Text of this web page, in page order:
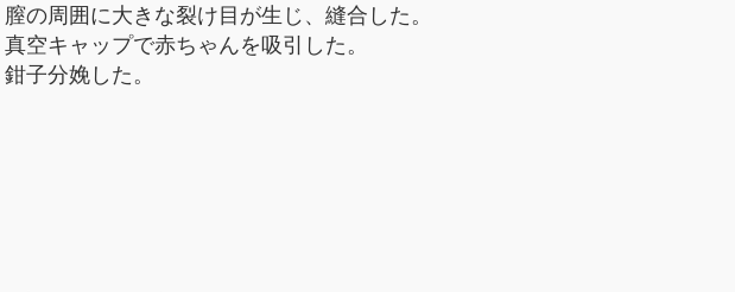
膣の周囲に大きな裂け目が生じ、縫合した。
真空キャップで赤ちゃんを吸引した。
鉗子分娩した。